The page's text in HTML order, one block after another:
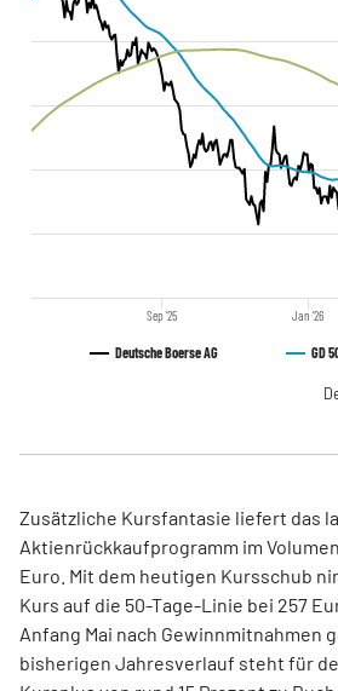
Deutsche Boerse AG GD
Sep '25 Jan '26
Zusätzliche Kursfantasie liefert das
Aktienrückkaufprogramm im
Euro. Mit dem heutigen Kursschub
Kurs auf die 50-Tage-Linie bei 257
Anfang Mai nach Gewinnmitnahmen
bisherigen Jahresverlauf steht für